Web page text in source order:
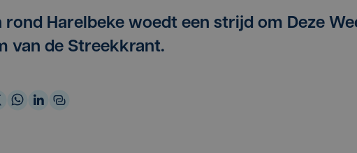
rond Harelbeke woedt een strijd om Deze
van de Streekkrant.